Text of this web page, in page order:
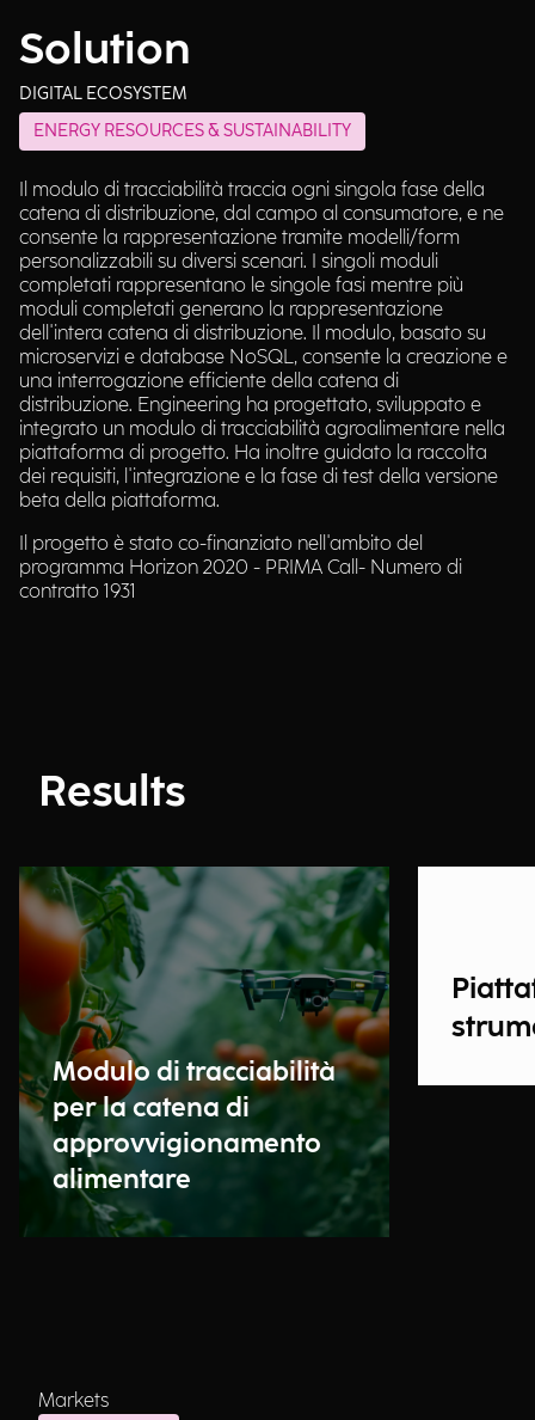
Solution
DIGITAL ECOSYSTEM
ENERGY RESOURCES & SUSTAINABILITY
Il modulo di tracciabilità traccia ogni singola fase della
catena di distribuzione, dal campo al consumatore, e ne
consente la rappresentazione tramite modelli/form
personalizzabili su diversi scenari. I singoli moduli
completati rappresentano le singole fasi mentre più
moduli completati generano la rappresentazione
dell'intera catena di distribuzione. Il modulo, basato su
microservizi e database NoSQL, consente la creazione e
una interrogazione efficiente della catena di
distribuzione. Engineering ha progettato, sviluppato e
integrato un modulo di tracciabilità agroalimentare nella
piattaforma di progetto. Ha inoltre guidato la raccolta
dei requisiti, l'integrazione e la fase di test della versione
beta della piattaforma.
Il progetto è stato co-finanziato nell'ambito del
programma Horizon 2020 - PRIMA Call- Numero di
contratto 1931
Results
Modulo di tracciabilità
per la catena di
approvvigionamento
alimentare
Markets